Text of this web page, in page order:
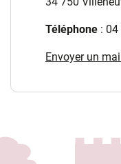
Téléphone :
Envoyer un